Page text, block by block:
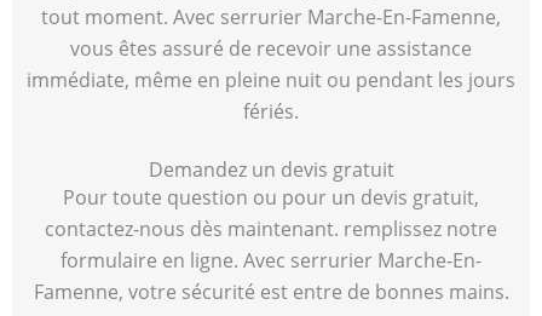
tout moment. Avec serrurier Marche-En-Famenne,
vous êtes assuré de recevoir une assistance
immédiate, même en pleine nuit ou pendant les jours
fériés.
Demandez un devis gratuit
Pour toute question ou pour un devis gratuit,
contactez-nous dès maintenant. remplissez notre
formulaire en ligne. Avec serrurier Marche-En-
Famenne, votre sécurité est entre de bonnes mains.